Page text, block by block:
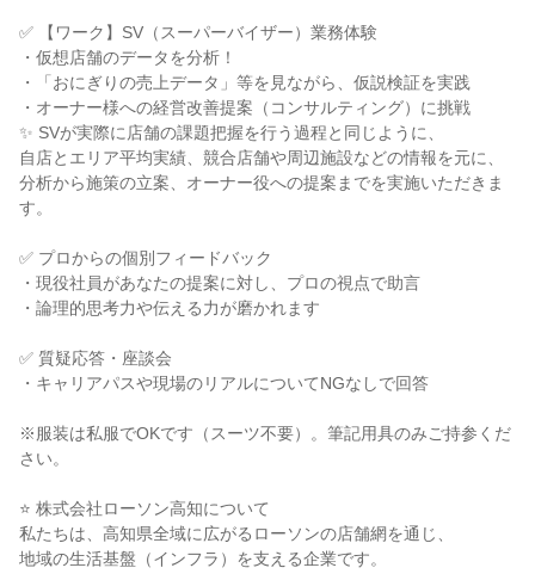
✅ 【ワーク】SV（スーパーバイザー）業務体験
・仮想店舗のデータを分析！
・「おにぎりの売上データ」等を見ながら、仮説検証を実践
・オーナー様への経営改善提案（コンサルティング）に挑戦
✨ SVが実際に店舗の課題把握を行う過程と同じように、
自店とエリア平均実績、競合店舗や周辺施設などの情報を元に、
分析から施策の立案、オーナー役への提案までを実施いただきま
す。
✅ プロからの個別フィードバック
・現役社員があなたの提案に対し、プロの視点で助言
・論理的思考力や伝える力が磨かれます
✅ 質疑応答・座談会
・キャリアパスや現場のリアルについてNGなしで回答
※服装は私服でOKです（スーツ不要）。筆記用具のみご持参くだ
さい。
⭐ 株式会社ローソン高知について
私たちは、高知県全域に広がるローソンの店舗網を通じ、
地域の生活基盤（インフラ）を支える企業です。